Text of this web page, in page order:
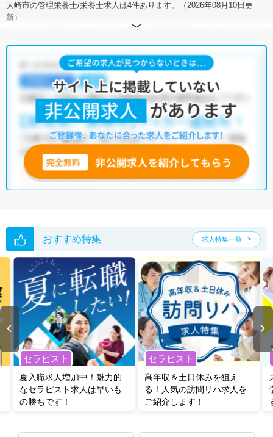
大崎市の管理栄養士/栄養士求人は4件あります。（2026年08月10日更
新）
サイト上に掲載されている求人の他に、
う求人を提案させていただきます。
大崎市の管理栄養士/栄養士求人では以下のような条件が人気です。
積極採用中・残業少なめ・住宅手当・補助あり・正社員(正職員)
病院 ・ 介護福祉施設
他の条件でも人気の求人がございますので、「こだわり条件」から検索
いただくか、お気軽にお問い合わせください。
全国の管理栄養士/栄養士求人
無料転職支援サービス
にお申し込みいただくと、ご希望条件をヒアリン
グした上で求人をご提案いたします。
転職支援の他、情報収集や募集状況の確認も、お気軽にご相談くださ
い。
おすすめ特集 求人特集一覧
セラピスト
夏入職求人増加中！魅力的
なセラピスト求人は早いも
の勝ちです！
セラピスト
高年収＆土日休みを狙え
る！人気の訪問リハ求人を
ご紹介します！